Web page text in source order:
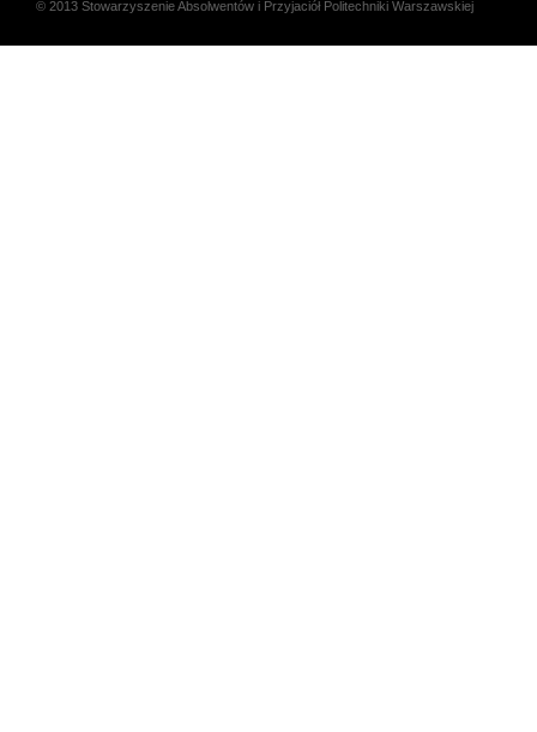
© 2013 Stowarzyszenie Absolwentów i Przyjaciół Politechniki Warszawskiej